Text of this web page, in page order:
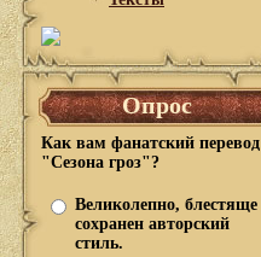
Опрос
Как вам фанатский перевод
"Сезона гроз"?
Великолепно, блестяще
сохранен авторский
стиль.